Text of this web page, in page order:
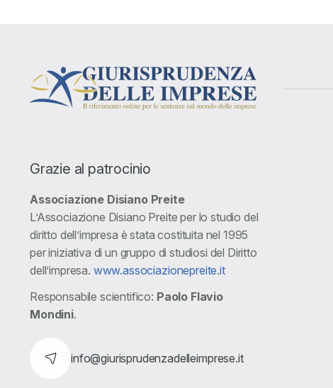
Grazie al patrocinio
Associazione Disiano Preite
L’Associazione Disiano Preite per lo studio del
diritto dell’impresa è stata costituita nel 1995
per iniziativa di un gruppo di studiosi del Diritto
dell’impresa. www.associazionepreite.it
Responsabile scientifico: Paolo Flavio
Mondini.
info@giurisprudenzadelleimprese.it